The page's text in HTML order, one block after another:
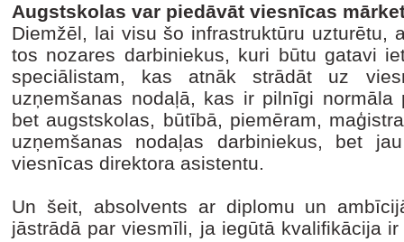
Augstskolas var piedāvāt viesnīcas
Diemžēl, lai visu šo infrastruktūru uzturētu,
tos nozares darbiniekus, kuri būtu gatavi
speciālistam, kas atnāk strādāt uz
uzņemšanas nodaļā, kas ir pilnīgi
bet augstskolas, būtībā, piemēram,
uzņemšanas nodaļas darbiniekus, bet
viesnīcas direktora asistentu.
Un šeit, absolvents ar diplomu un
jāstrādā par viesmīli, ja iegūtā kvalifikācija